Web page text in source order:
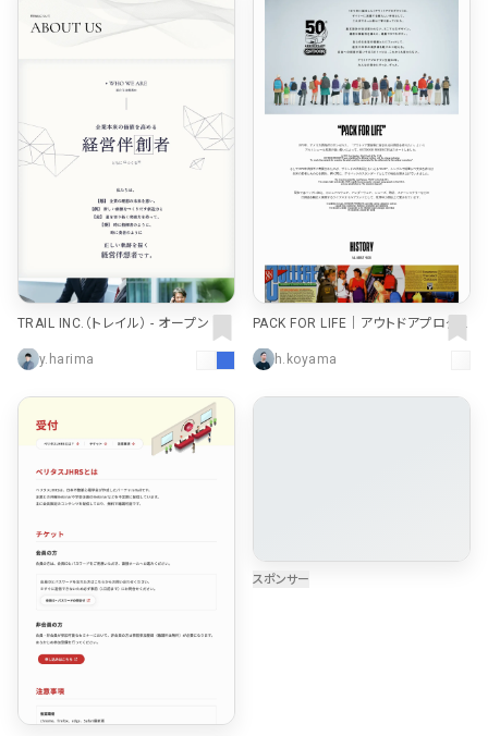
TRAIL INC.（トレイル） - オープン マ
y.harima
PACK FOR LIFE｜アウトドアプロダ
h.koyama